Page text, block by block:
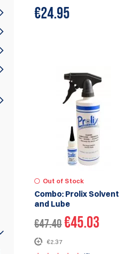
€24.95
Out of Stock
Combo: Prolix Solvent
and Lube
€47.40€45.03
€2.37